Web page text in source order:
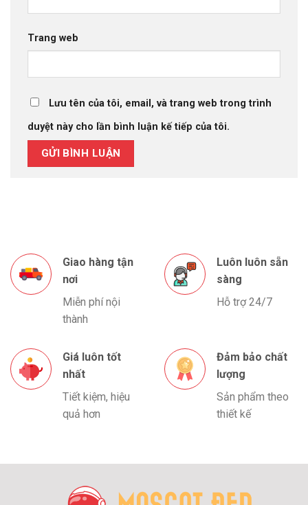
Trang web
Lưu tên của tôi, email, và trang web trong trình
duyệt này cho lần bình luận kế tiếp của tôi.
Giao hàng tận
nơi
Miễn phí nội
thành
Luôn luôn sẵn
sàng
Hỗ trợ 24/7
Giá luôn tốt
nhất
Tiết kiệm, hiệu
quả hơn
Đảm bảo chất
lượng
Sản phẩm theo
thiết kế